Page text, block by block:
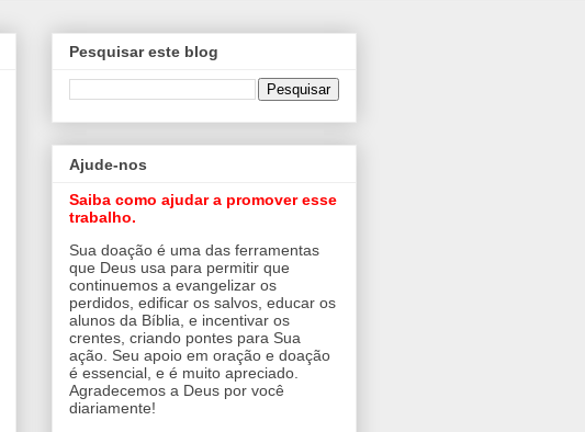
Pesquisar este blog
Ajude-nos
Saiba como ajudar a promover esse
trabalho.
Sua doação é uma das ferramentas
que Deus usa para permitir que
continuemos a evangelizar os
perdidos, edificar os salvos, educar os
alunos da Bíblia, e incentivar os
crentes, criando pontes para Sua
ação. Seu apoio em oração e doação
é essencial, e é muito apreciado.
Agradecemos a Deus por você
diariamente!